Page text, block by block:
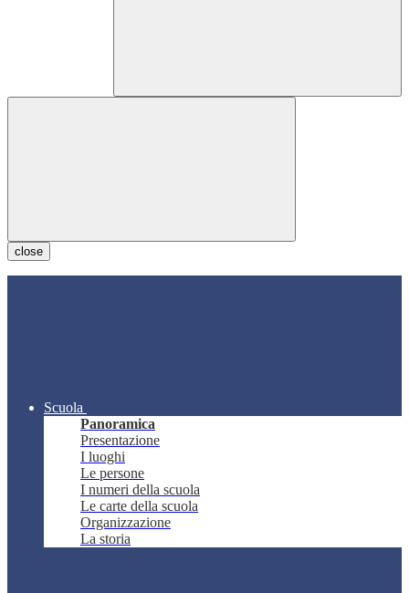
close
Scuola
Panoramica
Presentazione
I luoghi
Le persone
I numeri della scuola
Le carte della scuola
Organizzazione
La storia